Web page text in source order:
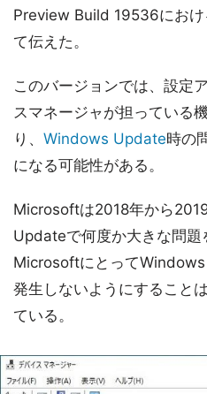
Preview Build 19536におけ
て伝えた。
このバージョンでは、設定
スマネージャが担っている
り、 Windows Update時の
になる可能性がある。
Microsoftは2018年から
Updateで何度か大きな問題
Microsoftにとって
発生しないようにすること
ている。